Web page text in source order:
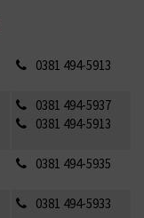
0381 494-5913
0381 494-5937
0381 494-5913
0381 494-5935
0381 494-5933